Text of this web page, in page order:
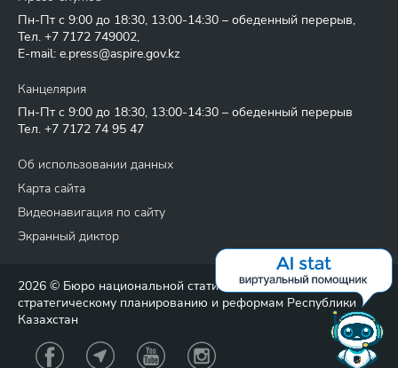
Пн-Пт с 9:00 до 18:30, 13:00-14:30 – обеденный перерыв,
Тел. +7 7172 749002,
E-mail: e.press@aspire.gov.kz
Канцелярия
Пн-Пт с 9:00 до 18:30, 13:00-14:30 – обеденный перерыв
Тел. +7 7172 74 95 47
Об использовании данных
Карта сайта
Видеонавигация по сайту
Экранный диктор
2026 © Бюро национальной статистики Агентства по
стратегическому планированию и реформам Республики
Казахстан